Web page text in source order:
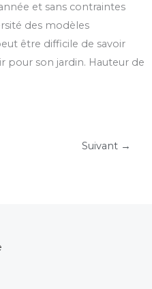
et sans contraintes
des modèles
être difficile de savoir
pour son jardin. Hauteur de
Suivant →